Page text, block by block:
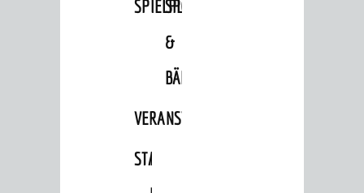
SPIELPLÄTZE
SPORTSTÄTTEN
&
BÄDER
VERANSTALTUNGSRÄUME
STADTHALLE
ROLF-
Lebenslagen
Dienstleistungen Service BW
Behördennummer 115